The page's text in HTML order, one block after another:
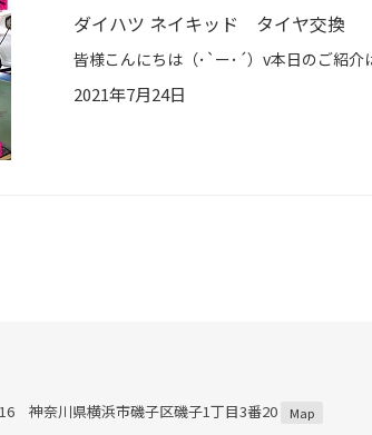
ダイハツ ネイキッド タイヤ交換
2021年7月24日
神奈川県横浜市磯子区磯子1丁目3番20 Map